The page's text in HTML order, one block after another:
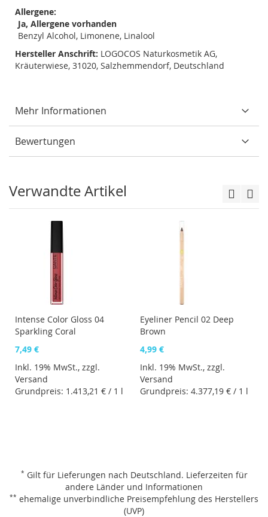
Allergene:
Ja, Allergene vorhanden
Benzyl Alcohol, Limonene, Linalool
Hersteller Anschrift: LOGOCOS Naturkosmetik AG,
Kräuterwiese, 31020, Salzhemmendorf, Deutschland
Mehr Informationen
Bewertungen
Verwandte Artikel
Intense Color Gloss 04
Sparkling Coral
7,49 €
Inkl. 19% MwSt., zzgl.
Versand
Grundpreis: 1.413,21 € / 1 l
Eyeliner Pencil 02 Deep
Brown
4,99 €
Inkl. 19% MwSt., zzgl.
Versand
Grundpreis: 4.377,19 € / 1 l
* Gilt für Lieferungen nach Deutschland. Lieferzeiten für
andere Länder und Informationen
** ehemalige unverbindliche Preisempfehlung des Herstellers
(UVP)